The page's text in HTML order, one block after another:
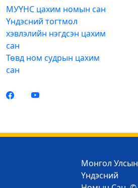
МУҮНС цахим номын сан
Үндэсний тогтмол
хэвлэлийн нэгдсэн цахим
сан
Төвд ном судрын цахим
сан
Монгол Улсын
Үндэсний